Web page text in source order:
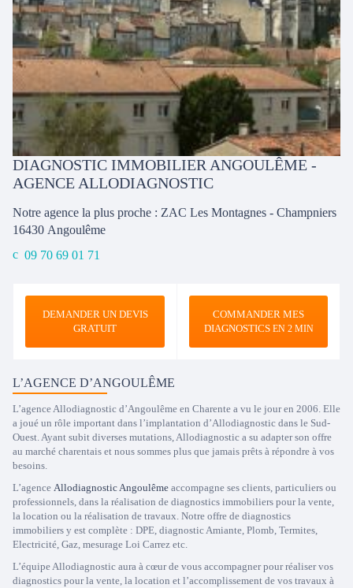
DIAGNOSTIC IMMOBILIER ANGOULÊME -
AGENCE ALLODIAGNOSTIC
Notre agence la plus proche : ZAC Les Montagnes - Champniers
16430 Angoulême
09 70 69 01 71
DEMANDER UN DEVIS
GRATUIT
COMMANDER MES
DIAGNOSTICSEN 2 MIN
L’AGENCE D’ANGOULÊME
L’agence Allodiagnostic d’Angoulême en Charente a vu le jour en 2006. Elle
a joué un rôle important dans l’implantation d’Allodiagnostic dans le Sud-
Ouest. Ayant subit diverses mutations, Allodiagnostic a su adapter son offre
au marché charentais et nous sommes plus que jamais prêts à répondre à vos
besoins.
L’agence Allodiagnostic Angoulême accompagne ses clients, particuliers ou
professionnels, dans la réalisation de diagnostics immobiliers pour la vente,
la location ou la réalisation de travaux. Notre offre de diagnostics
immobiliers y est complète : DPE, diagnostic Amiante, Plomb, Termites,
Electricité, Gaz, mesurage Loi Carrez etc.
L’équipe Allodiagnostic aura à cœur de vous accompagner pour réaliser vos
diagnostics pour la vente, la location et l’accomplissement de vos travaux à